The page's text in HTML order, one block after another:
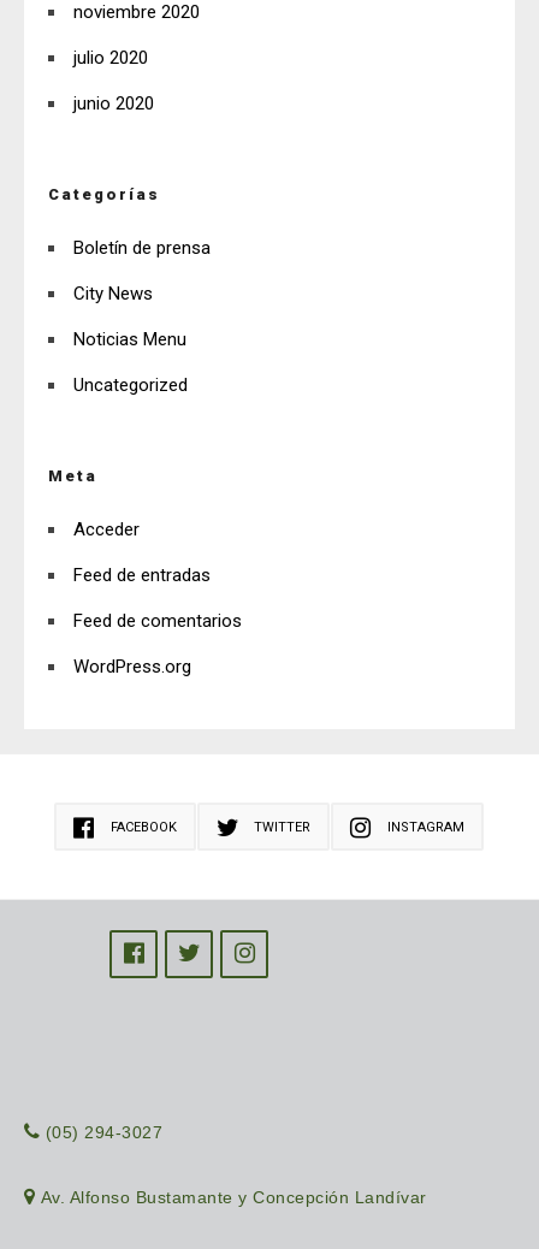
noviembre 2020
julio 2020
junio 2020
Categorías
Boletín de prensa
City News
Noticias Menu
Uncategorized
Meta
Acceder
Feed de entradas
Feed de comentarios
WordPress.org
FACEBOOK TWITTER INSTAGRAM
(05) 294-3027
Av. Alfonso Bustamante y Concepción Landívar